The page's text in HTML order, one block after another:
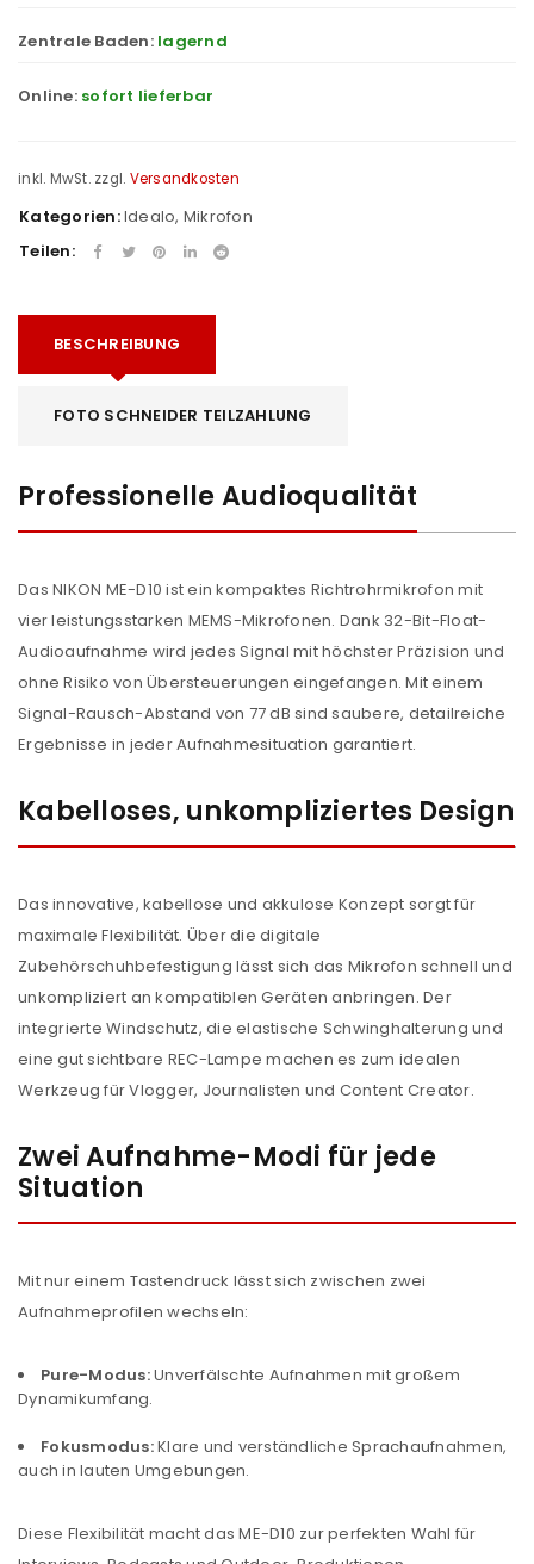
Zentrale Baden: lagernd
Online: sofort lieferbar
inkl. MwSt. zzgl. Versandkosten
Kategorien:Idealo, Mikrofon
Teilen:
BESCHREIBUNG
FOTO SCHNEIDER TEILZAHLUNG
Professionelle Audioqualität
Das NIKON ME-D10 ist ein kompaktes Richtrohrmikrofon mit
vier leistungsstarken MEMS-Mikrofonen. Dank 32-Bit-Float-
Audioaufnahme wird jedes Signal mit höchster Präzision und
ohne Risiko von Übersteuerungen eingefangen. Mit einem
Signal-Rausch-Abstand von 77 dB sind saubere, detailreiche
Ergebnisse in jeder Aufnahmesituation garantiert.
Kabelloses, unkompliziertes Design
Das innovative, kabellose und akkulose Konzept sorgt für
maximale Flexibilität. Über die digitale
Zubehörschuhbefestigung lässt sich das Mikrofon schnell und
unkompliziert an kompatiblen Geräten anbringen. Der
integrierte Windschutz, die elastische Schwinghalterung und
eine gut sichtbare REC-Lampe machen es zum idealen
Werkzeug für Vlogger, Journalisten und Content Creator.
Zwei Aufnahme-Modi für jede
Situation
Mit nur einem Tastendruck lässt sich zwischen zwei
Aufnahmeprofilen wechseln:
Pure-Modus:Unverfälschte Aufnahmen mit großem
Dynamikumfang.
Fokusmodus:Klare und verständliche Sprachaufnahmen,
auch in lauten Umgebungen.
Diese Flexibilität macht das ME-D10 zur perfekten Wahl für